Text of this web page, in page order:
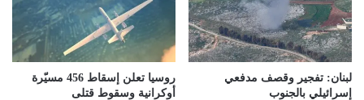
لبنان: تفجير وقصف مدفعي
إسرائيلي بالجنوب
روسيا تعلن إسقاط 456 مسيّرة
أوكرانية وسقوط قتلى